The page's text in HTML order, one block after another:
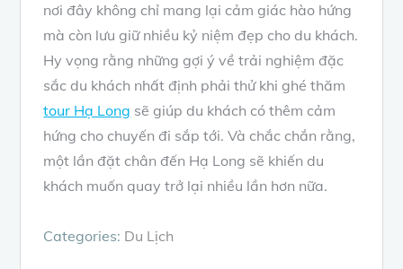
nơi đây không chỉ mang lại cảm giác hào hứng
mà còn lưu giữ nhiều kỷ niệm đẹp cho du khách.
Hy vọng rằng những gợi ý về trải nghiệm đặc
sắc du khách nhất định phải thử khi ghé thăm
tour Hạ Long sẽ giúp du khách có thêm cảm
hứng cho chuyến đi sắp tới. Và chắc chắn rằng,
một lần đặt chân đến Hạ Long sẽ khiến du
khách muốn quay trở lại nhiều lần hơn nữa.
Categories: Du Lịch